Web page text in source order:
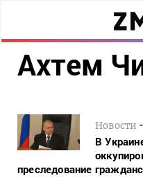
Ахтем
Новости -
В
преследование